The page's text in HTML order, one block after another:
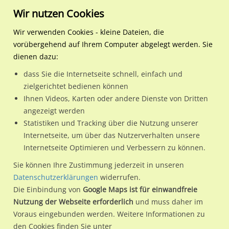
Regionale Plakatwerbung Sachsen-Anhalt
Magdeburg,
August Bebel Damm 7
August Bebel Damm 7
39126 / Magdeburg, Landeshauptstadt
Nutze günstige Werbemöglichkeiten am Standort August
Bebel Damm 7 in Magdeburg, Landeshauptstadt.
Wir erheben für jede unserer Werbeflächen individuelle und
aktuelleStandortinformationenundLeistungswerte
kannst du dich schon vor der Buchung im Detail über den
Standort, seine Reichweite und Werbewirkung sowie
eventuelle Beschränkungen in den zugelassenen
Wir nutzen Cookies
Wir verwenden Cookies - kleine Dateien, die
vorübergehend auf Ihrem Computer abgelegt werden. Sie
dienen dazu:
dass Sie die Internetseite schnell, einfach und
zielgerichtet bedienen können
Ihnen Videos, Karten oder andere Dienste von Dritten
angezeigt werden
Statistiken und Tracking über die Nutzung unserer
Internetseite, um über das Nutzerverhalten unsere
Internetseite Optimieren und Verbessern zu können.
Sie können Ihre Zustimmung jederzeit in unseren
Datenschutzerklärungen widerrufen.
Die Einbindung von Google Maps ist für einwandfreie
Nutzung der Webseite erforderlich und muss daher im
Voraus eingebunden werden. Weitere Informationen zu
den Cookies finden Sie unter